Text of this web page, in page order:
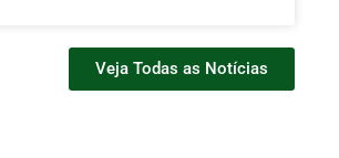
Veja Todas as Notícias